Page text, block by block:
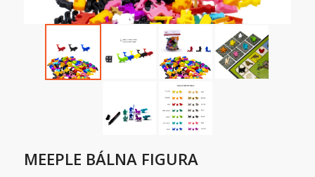
MEEPLE BÁLNA FIGURA